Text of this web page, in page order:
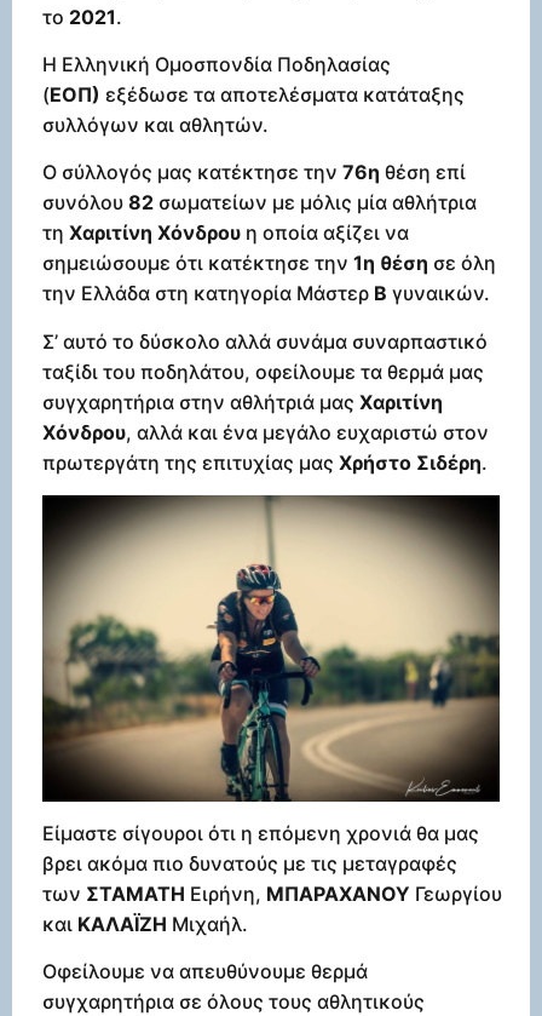
το 2021.
Η Ελληνική Ομοσπονδία Ποδηλασίας
(ΕΟΠ) εξέδωσε τα αποτελέσματα κατάταξης
συλλόγων και αθλητών.
Ο σύλλογός μας κατέκτησε την 76η θέση επί
συνόλου 82 σωματείων με μόλις μία αθλήτρια
τη Χαριτίνη Χόνδρου η οποία αξίζει να
σημειώσουμε ότι κατέκτησε την 1η θέση σε όλη
την Ελλάδα στη κατηγορία Μάστερ Β γυναικών.
Σ’ αυτό το δύσκολο αλλά συνάμα συναρπαστικό
ταξίδι του ποδηλάτου, οφείλουμε τα θερμά μας
συγχαρητήρια στην αθλήτριά μας Χαριτίνη
Χόνδρου, αλλά και ένα μεγάλο ευχαριστώ στον
πρωτεργάτη της επιτυχίας μας Χρήστο Σιδέρη.
Είμαστε σίγουροι ότι η επόμενη χρονιά θα μας
βρει ακόμα πιο δυνατούς με τις μεταγραφές
των ΣΤΑΜΑΤΗ Ειρήνη, ΜΠΑΡΑΧΑΝΟΥ Γεωργίου
και ΚΑΛΑΪΖΗ Μιχαήλ.
Οφείλουμε να απευθύνουμε θερμά
συγχαρητήρια σε όλους τους αθλητικούς